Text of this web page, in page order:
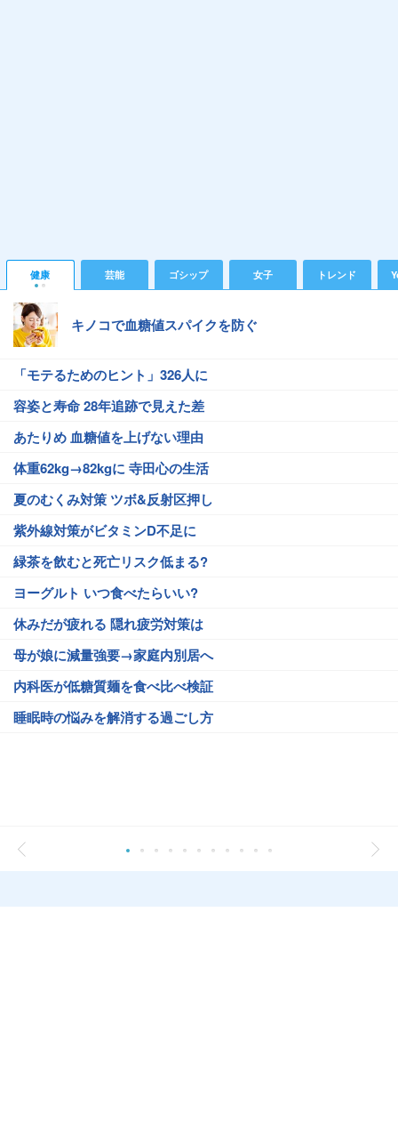
健康 芸能 ゴシップ 女子 トレンド
キノコで血糖値スパイクを防ぐ
「モテるためのヒント」326人に
容姿と寿命 28年追跡で見えた差
あたりめ 血糖値を上げない理由
体重62kg→82kgに 寺田心の生活
夏のむくみ対策 ツボ&反射区押し
紫外線対策がビタミンD不足に
緑茶を飲むと死亡リスク低まる?
ヨーグルト いつ食べたらいい?
休みだが疲れる 隠れ疲労対策は
母が娘に減量強要→家庭内別居へ
内科医が低糖質麺を食べ比べ検証
睡眠時の悩みを解消する過ごし方